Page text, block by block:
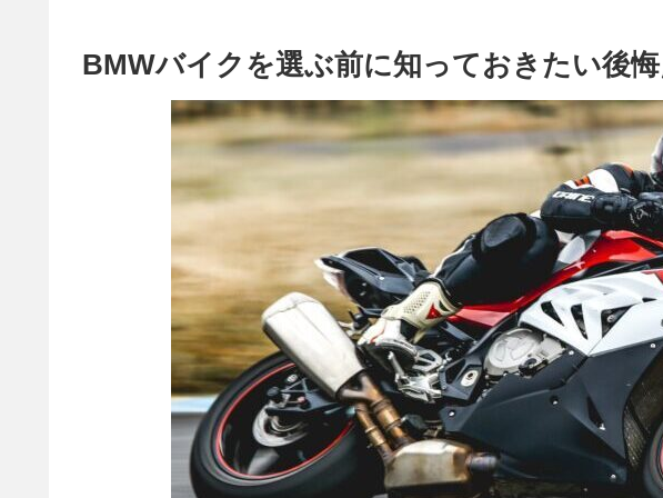
BMWバイクを選ぶ前に知っておきたい後